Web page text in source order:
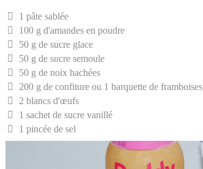
1 pâte sablée
100 g d'amandes en poudre
50 g de sucre glace
50 g de sucre semoule
50 g de noix hachées
200 g de confiture ou 1 barquette de framboises
2 blancs d'œufs
1 sachet de sucre vanillé
1 pincée de sel